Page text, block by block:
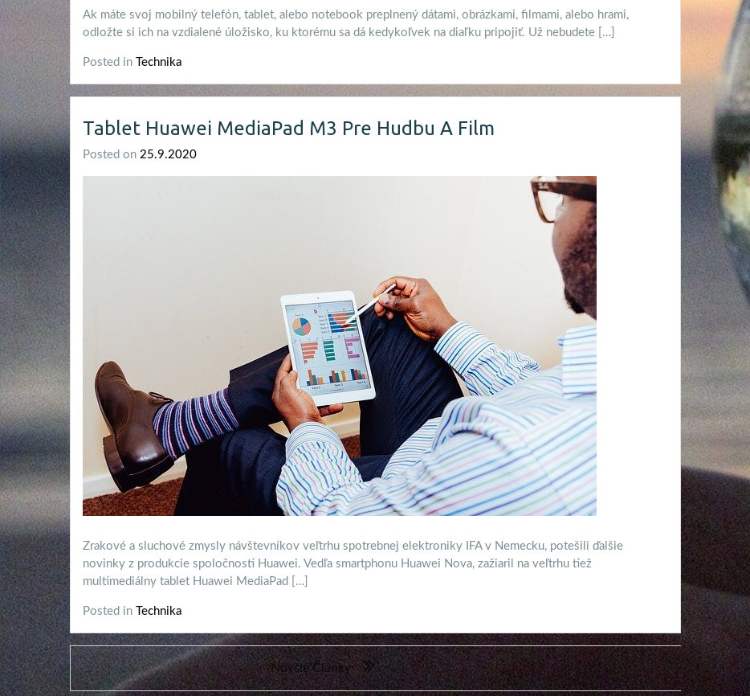
Ak máte svoj mobilný telefón, tablet, alebo notebook preplnený dátami, obrázkami, filmami, alebo hrami,
odložte si ich na vzdialené úložisko, ku ktorému sa dá kedykoľvek na diaľku pripojiť. Už nebudete […]
Posted in Technika
Tablet Huawei MediaPad M3 Pre Hudbu A Film
Posted on 25.9.2020
Zrakové a sluchové zmysly návštevníkov veľtrhu spotrebnej elektroniky IFA v Nemecku, potešili ďalšie
novinky z produkcie spoločnosti Huawei. Vedľa smartphonu Huawei Nova, zažiaril na veľtrhu tiež
multimediálny tablet Huawei MediaPad […]
Posted in Technika
Navigácia
v
Novšie Články